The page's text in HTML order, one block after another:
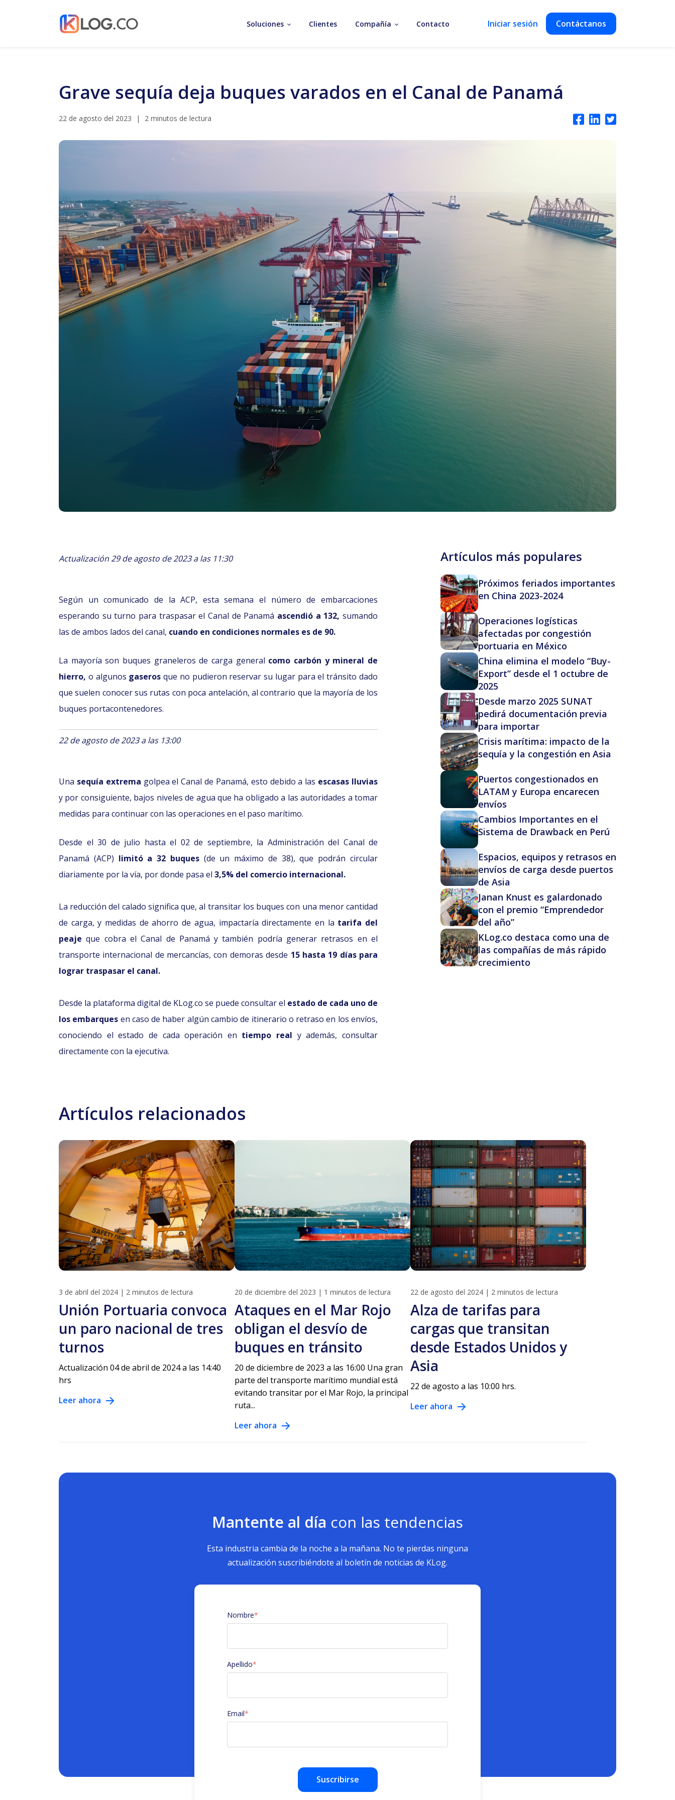
Soluciones Clientes Compañía Contacto Iniciar sesión Contáctanos
Grave sequía deja buques varados en el Canal de Panamá
22 de agosto del 2023 | 2 minutos de lectura
Actualización 29 de agosto de 2023 a las 11:30
Según un comunicado de la ACP, esta semana el número de embarcaciones
esperando su turno para traspasar el Canal de Panamá ascendió a 132, sumando
las de ambos lados del canal, cuando en condiciones normales es de 90.
La mayoría son buques graneleros de carga general como carbón y mineral de
hierro, o algunos gaserosque no pudieron reservar su lugar para el tránsito dado
que suelen conocer sus rutas con poca antelación, al contrario que la mayoría de los
buques portacontenedores.
22 de agosto de 2023 a las 13:00
Una sequía extrema golpea el Canal de Panamá, esto debido a las escasas lluvias
y por consiguiente, bajos niveles de agua que ha obligado a las autoridades a tomar
medidas para continuar con las operaciones en el paso marítimo.
Desde el 30 de julio hasta el 02 de septiembre, la Administración del Canal de
Panamá (ACP) limitó a 32 buques(de un máximo de 38), que podrán circular
diariamente por la vía, por donde pasa el 3,5% del comercio internacional.
La reducción del calado significa que, al transitar los buques con una menor cantidad
de carga, y medidas de ahorro de agua, impactaría directamente en la tarifa del
peajeque cobra el Canal de Panamá y también podría generar retrasos en el
transporte internacional de mercancías, con demoras desde 15 hasta 19 días para
lograr traspasar el canal.
Desde la plataforma digital de KLog.co se puede consultar el estado de cada uno de
los embarques en caso de haber algún cambio de itinerario o retraso en los envíos,
conociendo el estado de cada operación en tiempo real y además, consultar
directamente con la ejecutiva.
Artículos más populares
Próximos feriados importantes
en China 2023-2024
Operaciones logísticas
afectadas por congestión
portuaria en México
China elimina el modelo “Buy-
Export” desde el 1 octubre de
2025
Desde marzo 2025 SUNAT
pedirá documentación previa
para importar
Crisis marítima: impacto de la
sequía y la congestión en Asia
Puertos congestionados en
LATAM y Europa encarecen
envíos
Cambios Importantes en el
Sistema de Drawback en Perú
Espacios, equipos y retrasos en
envíos de carga desde puertos
de Asia
Janan Knust es galardonado
con el premio “Emprendedor
del año”
KLog.co destaca como una de
las compañías de más rápido
crecimiento
Artículos relacionados
3 de abril del 2024 | 2 minutos de lectura
Unión Portuaria convoca
un paro nacional de tres
turnos
Actualización 04 de abril de 2024 a las 14:40
hrs
Leer ahora
20 de diciembre del 2023 | 1 minutos de lectura
Ataques en el Mar Rojo
obligan el desvío de
buques en tránsito
20 de diciembre de 2023 a las 16:00 Una gran
parte del transporte marítimo mundial está
evitando transitar por el Mar Rojo, la principal
ruta...
Leer ahora
22 de agosto del 2024 | 2 minutos de lectura
Alza de tarifas para
cargas que transitan
desde Estados Unidos y
Asia
22 de agosto a las 10:00 hrs.
Leer ahora
Mantente al día con las tendencias
Esta industria cambia de la noche a la mañana. No te pierdas ninguna
actualización suscribiéndote al boletín de noticias de KLog.
Nombre*
Apellido*
Email*